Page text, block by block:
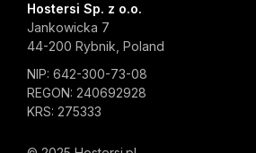
Hostersi Sp. z o.o.
Jankowicka 7
44-200 Rybnik, Poland
NIP: 642-300-73-08
REGON: 240692928
KRS: 275333